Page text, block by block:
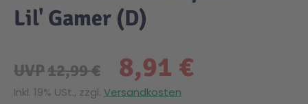
Lil' Gamer (D)
8,91 €
UVP12,99 €
Inkl. 19% USt., zzgl. Versandkosten